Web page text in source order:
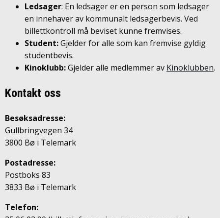
Ledsager: En ledsager er en person som ledsager
en innehaver av kommunalt ledsagerbevis. Ved
billettkontroll må beviset kunne fremvises.
Student:Gjelder for alle som kan fremvise gyldig
studentbevis.
Kinoklubb:Gjelder alle medlemmer av Kinoklubben.
Kontakt oss
Besøksadresse:
Gullbringvegen 34
3800 Bø i Telemark
Postadresse:
Postboks 83
3833 Bø i Telemark
Telefon: